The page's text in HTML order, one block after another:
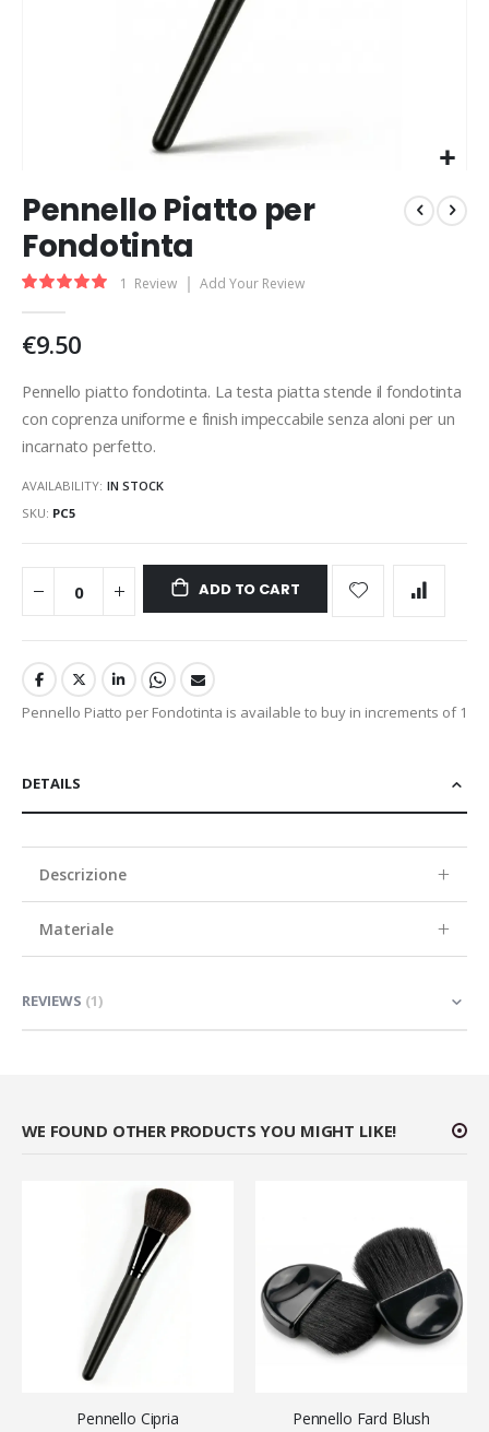
to
the
beginning
of
the
images
gallery
Pennello Piatto per
Fondotinta
Rating: 1 Review Add Your Review
€9.50
Pennello piatto fondotinta. La testa piatta stende il fondotinta
con coprenza uniforme e finish impeccabile senza aloni per un
incarnato perfetto.
AVAILABILITY: IN STOCK
SKU PC5
ADD TO CART
Pennello Piatto per Fondotinta is available to buy in increments of 1
DETAILS
Descrizione
Materiale
REVIEWS 1
WE FOUND OTHER PRODUCTS YOU MIGHT LIKE!
Pennello Cipria Pennello Fard Blush